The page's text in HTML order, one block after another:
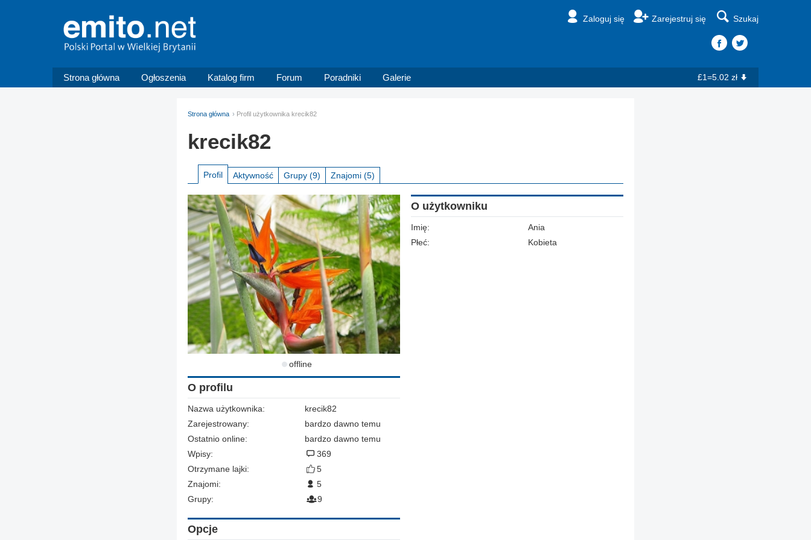
Zaloguj się Zarejestruj się Szukaj
Strona główna Ogłoszenia Katalog firm Forum Poradniki Galerie £1=5.02 zł
Strona główna Profil użytkownika krecik82
krecik82
Profil Aktywność Grupy (9) Znajomi (5)
offline
O profilu
Nazwa użytkownika:
krecik82
Zarejestrowany:
bardzo dawno temu
Ostatnio online:
bardzo dawno temu
Wpisy:
369
Otrzymane lajki:
5
Znajomi:
5
Grupy:
9
Opcje
O użytkowniku
Imię:
Ania
Płeć:
Kobieta